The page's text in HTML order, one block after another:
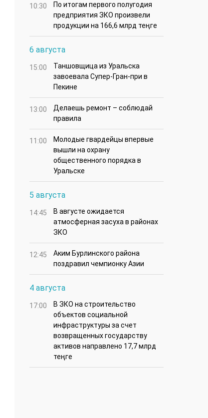
10:30
По итогам первого полугодия
предприятия ЗКО произвели
продукции на 166,6 млрд теңге
6 августа
15:00
Таншовщица из Уральска
завоевала Супер-Гран-при в
Пекине
13:00
Делаешь ремонт – соблюдай
правила
11:00
Молодые гвардейцы впервые
вышли на охрану
общественного порядка в
Уральске
5 августа
14:45
В августе ожидается
атмосферная засуха в районах
ЗКО
12:45
Аким Бурлинского района
поздравил чемпионку Азии
4 августа
17:00
В ЗКО на строительство
объектов социальной
инфраструктуры за счет
возвращенных государству
активов направлено 17,7 млрд
теңге